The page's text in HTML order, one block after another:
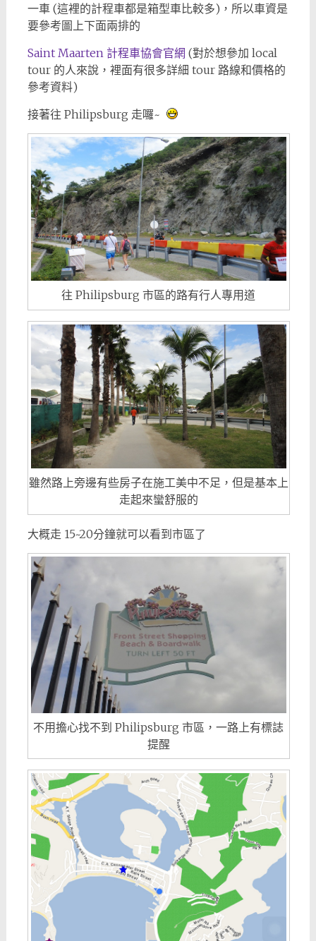
一車 (這裡的計程車都是箱型車比較多)，所以車資是
要參考圖上下面兩排的
Saint Maarten 計程車協會官網 (對於想參加 local
tour 的人來說，裡面有很多詳細 tour 路線和價格的
參考資料)
接著往 Philipsburg 走囉~
往 Philipsburg 市區的路有行人專用道
雖然路上旁邊有些房子在施工美中不足，但是基本上
走起來蠻舒服的
大概走 15~20分鐘就可以看到市區了
不用擔心找不到 Philipsburg 市區，一路上有標誌
提醒